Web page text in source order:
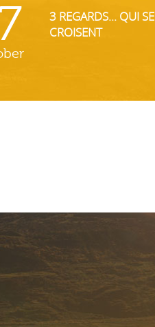
3 REGARDS... QUI SE
CROISENT